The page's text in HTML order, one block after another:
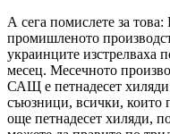
А сега помислете за
промишленото
украинците изстрелваха
месец. Месечното
САЩ е петнадесет
съюзници, всички, които
още петнадесет хиляди,